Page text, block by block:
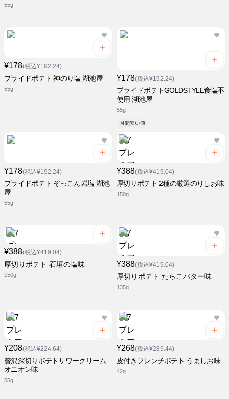
55g
¥178(税込¥192.24)
プライドポテト 神のり塩 湖池屋
55g
¥178(税込¥192.24)
プライドポテトGOLDSTYLE食塩不
使用 湖池屋
55g
月間安い値
¥178(税込¥192.24)
プライドポテト ぞっこん岩塩 湖池
屋
55g
¥388(税込¥419.04)
厚切りポテト 2種の厳選のりしお味
150g
¥388(税込¥419.04)
厚切りポテト 石垣の塩味
150g
¥388(税込¥419.04)
厚切りポテト たらこバター味
135g
¥208(税込¥224.64)
贅沢深切りポテトサワークリーム
オニオン味
55g
¥268(税込¥289.44)
皮付きフレンチポテト うましお味
42g